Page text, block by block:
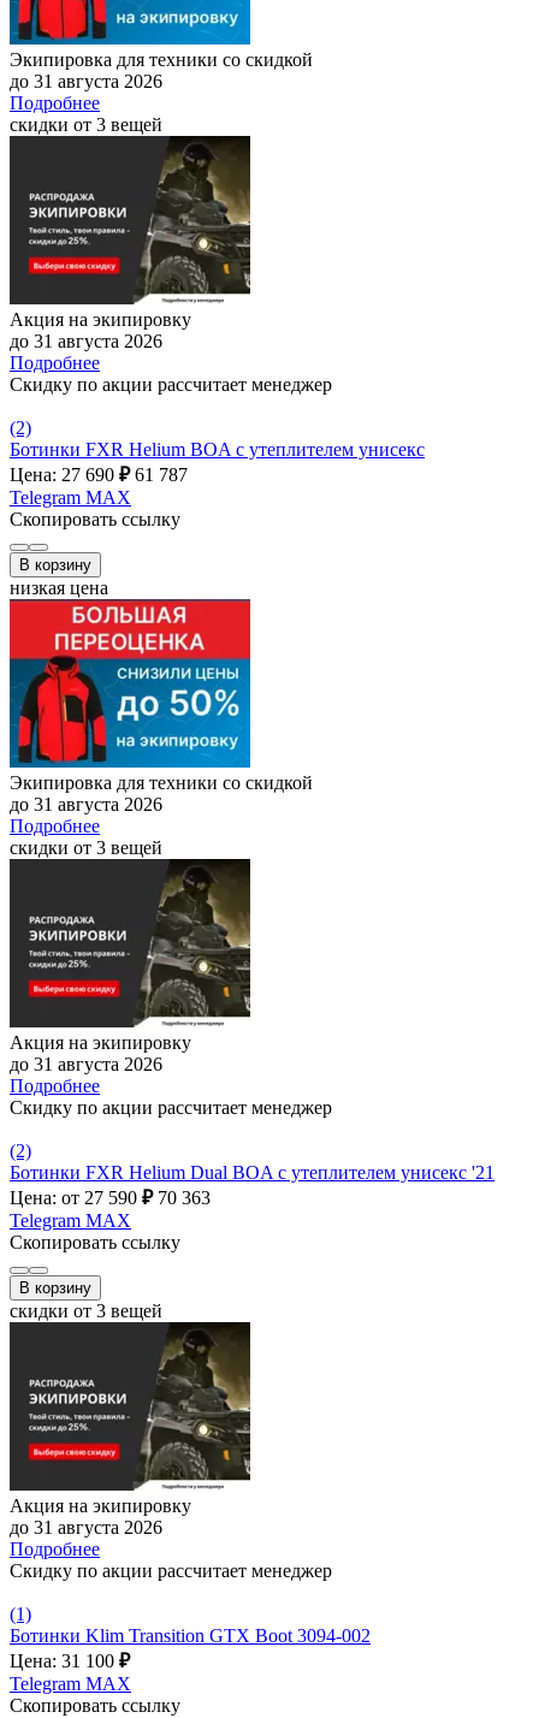
Экипировка для техники со скидкой
до 31 августа 2026
Подробнее
скидки от 3 вещей
Акция на экипировку
до 31 августа 2026
Подробнее
Скидку по акции рассчитает менеджер
(2)
Ботинки FXR Helium BOA с утеплителем унисекс
Цена: 27 690 ₽ 61 787
Telegram MAX
Скопировать ссылку
В корзину
низкая цена
Экипировка для техники со скидкой
до 31 августа 2026
Подробнее
скидки от 3 вещей
Акция на экипировку
до 31 августа 2026
Подробнее
Скидку по акции рассчитает менеджер
(2)
Ботинки FXR Helium Dual BOA с утеплителем унисекс '21
Цена: от 27 590 ₽ 70 363
Telegram MAX
Скопировать ссылку
В корзину
скидки от 3 вещей
Акция на экипировку
до 31 августа 2026
Подробнее
Скидку по акции рассчитает менеджер
(1)
Ботинки Klim Transition GTX Boot 3094-002
Цена: 31 100 ₽
Telegram MAX
Скопировать ссылку